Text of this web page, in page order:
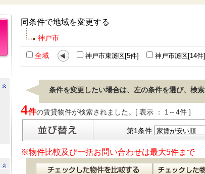
同条件で地域を変更する
神戸市
全域 神戸市東灘区[5件] 神戸市灘区[14件]
条件を変更したい場合は、左の条件を選び、検
4件の賃貸物件が検索されました。[ 表示 ： 1～4件 ]
第1条件
※物件比較及び一括お問い合わせは最大5件まで